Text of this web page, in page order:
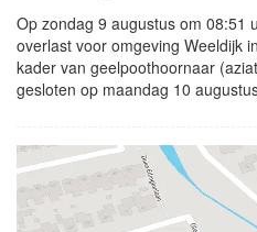
Op zondag 9 augustus om 08:51
overlast voor omgeving Weeldijk
kader van geelpoothoornaar
gesloten op maandag 10